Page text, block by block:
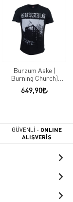
Burzum Aske (
Burning Church)
Tişört
649,90
GÜVENLİ - ONLINE
ALIŞVERİŞ